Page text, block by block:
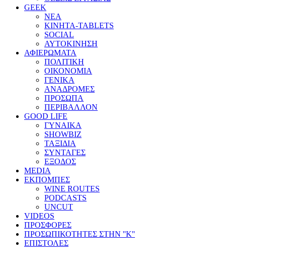
GEEK
ΝΕΑ
ΚΙΝΗΤΑ-TABLETS
SOCIAL
ΑΥΤΟΚΙΝΗΣΗ
ΑΦΙΕΡΩΜΑΤΑ
ΠΟΛΙΤΙΚΗ
ΟΙΚΟΝΟΜΙΑ
ΓΕΝΙΚΑ
ΑΝΑΔΡΟΜΕΣ
ΠΡΟΣΩΠΑ
ΠΕΡΙΒΑΛΛΟΝ
GOOD LIFE
ΓΥΝΑΙΚΑ
SHOWBIZ
ΤΑΞΙΔΙΑ
ΣΥΝΤΑΓΕΣ
ΕΞΟΔΟΣ
MEDIA
ΕΚΠΟΜΠΕΣ
WINE ROUTES
PODCASTS
UNCUT
VIDEOS
ΠΡΟΣΦΟΡΕΣ
ΠΡΟΣΩΠΙΚΟΤΗΤΕΣ ΣΤΗΝ ''Κ''
ΕΠΙΣΤΟΛΕΣ